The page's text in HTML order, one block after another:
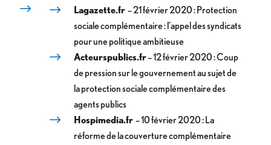
Lagazette.fr – 21 février 2020 : Protection
sociale complémentaire : l’appel des syndicats
pour une politique ambitieuse
Acteurspublics.fr– 12 février 2020 : Coup
de pression sur le gouvernement au sujet de
la protection sociale complémentaire des
agents publics
Hospimedia.fr– 10 février 2020 : La
réforme de la couverture complémentaire